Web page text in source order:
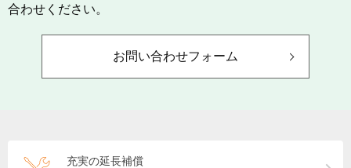
合わせください。
お問い合わせフォーム
充実の延長補償